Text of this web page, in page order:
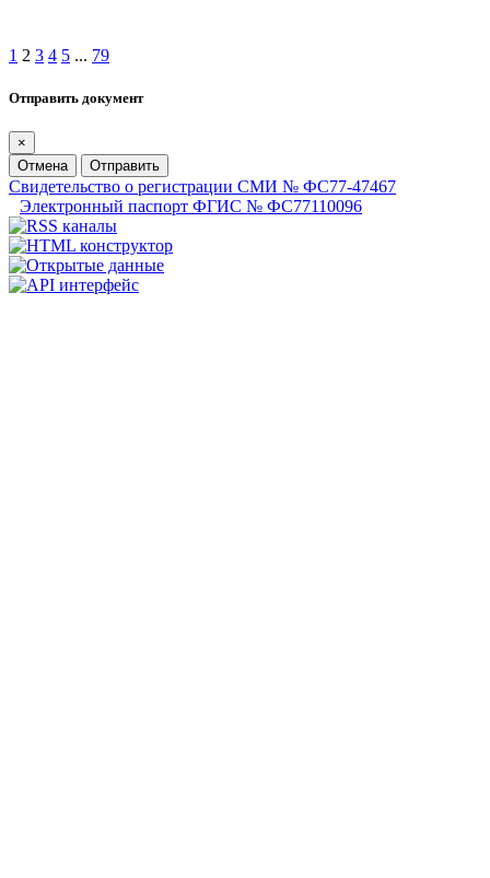
1 2 3 4 5 ... 79
Отправить документ
×
Отмена
Отправить
Свидетельство о регистрации СМИ № ФС77-47467
Электронный паспорт ФГИС № ФС77110096